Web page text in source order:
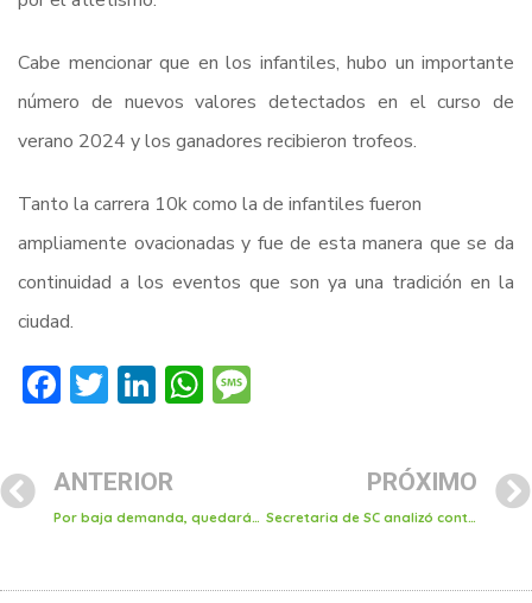
Cabe mencionar que en los infantiles, hubo un importante
número de nuevos valores detectados en el curso de
verano 2024 y los ganadores recibieron trofeos.
Tanto la carrera 10k como la de infantiles fueron
ampliamente ovacionadas y fue de esta manera que se da
continuidad a los eventos que son ya una tradición en la
ciudad.
Facebook
Twitter
LinkedIn
WhatsApp
ANTERIOR
Por baja demanda, quedarán canceladas dos categorías en la carrera de feria de este domingo
PRÓXIMO
Secretaria de SC analizó contenido de videos difundidos sobre modus operandi de apedreamientos